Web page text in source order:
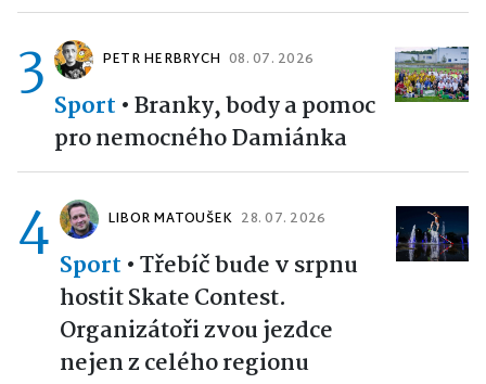
3 PETR HERBRYCH 08. 07. 2026
Sport •Branky, body a pomoc
pro nemocného Damiánka
4 LIBOR MATOUŠEK 28. 07. 2026
Sport •Třebíč bude v srpnu
hostit Skate Contest.
Organizátoři zvou jezdce
nejen z celého regionu